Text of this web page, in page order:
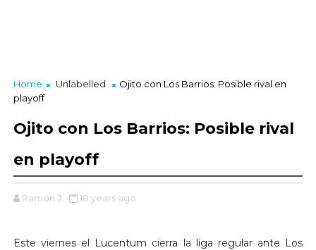
Home Unlabelled
Ojito con Los Barrios: Posible rival en
playoff
Ojito con Los Barrios: Posible rival
en playoff
Ramón J. 18 years ago
Este viernes el Lucentum cierra la liga regular ante Los